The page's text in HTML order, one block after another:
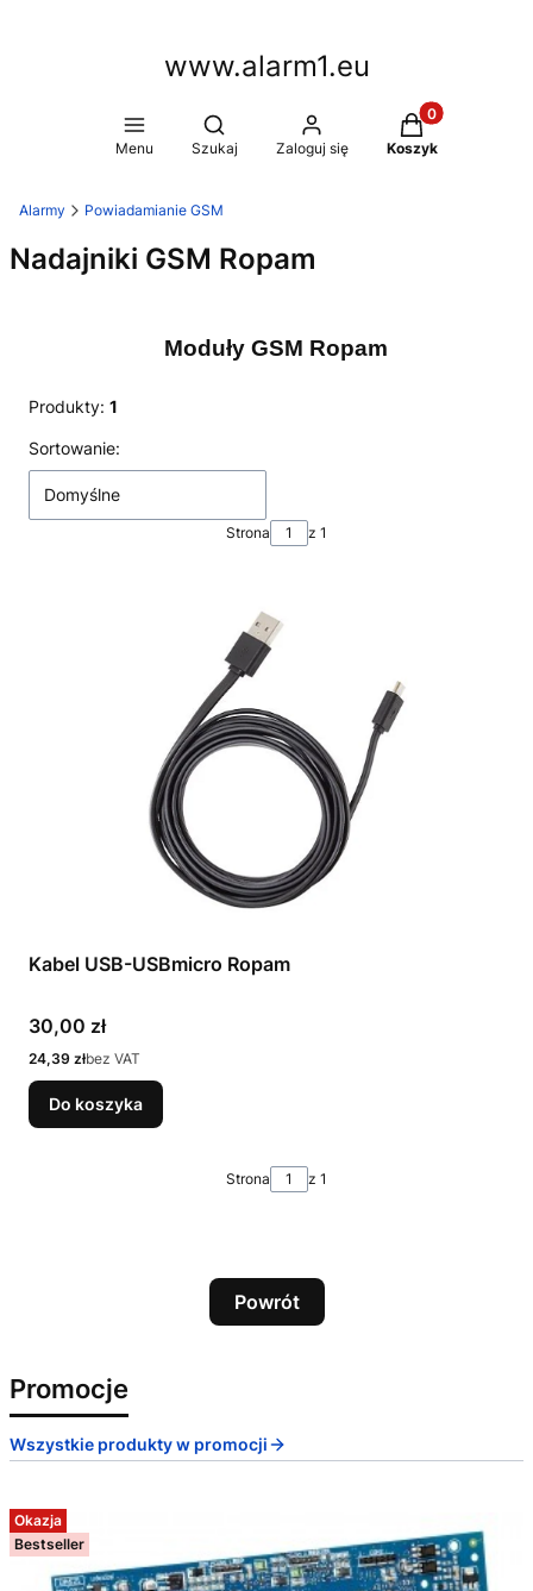
www.alarm1.eu
Menu
Otwórz wyszukiwarkę
Szukaj Zaloguj się
Produkty w
Koszyk
Alarmy Powiadamianie GSM
Nadajniki GSM Ropam
Moduły GSM Ropam
Produkty: 1
Lista produktów
Sortowanie:
Domyślne
Strona z 1
Kabel USB-USBmicro Ropam
Cena
30,00 zł
Cena
24,39 złbez VAT
Do koszyka
Strona z 1
Powrót
Promocje
Wszystkie produkty w promocji
Okazja
Bestseller